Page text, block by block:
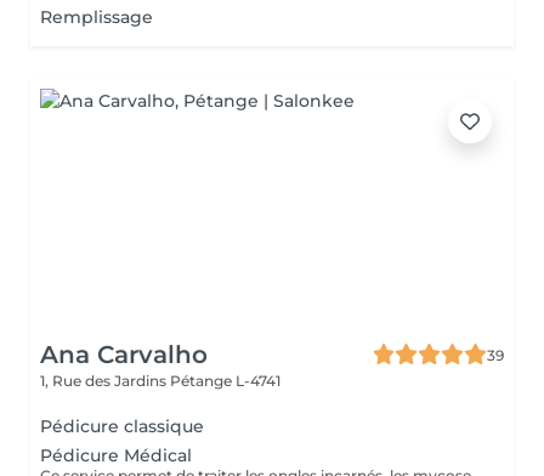
Remplissage
Ana Carvalho
39
1, Rue des Jardins Pétange L-4741
Pédicure classique
Pédicure Médical